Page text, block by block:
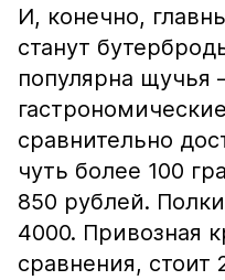
И, конечно,
станут
популярна щучья
сравнительно
чуть более 100
850 рублей.
4000. Привозная
сравнения, стоит